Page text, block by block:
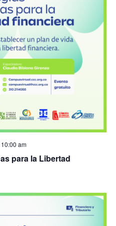
10:00 am
para la Libertad